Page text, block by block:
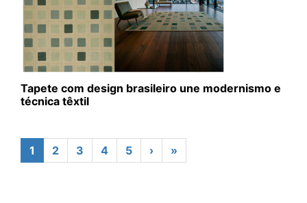
Tapete com design brasileiro une modernismo e
técnica têxtil
1 2 3 4 5 › »